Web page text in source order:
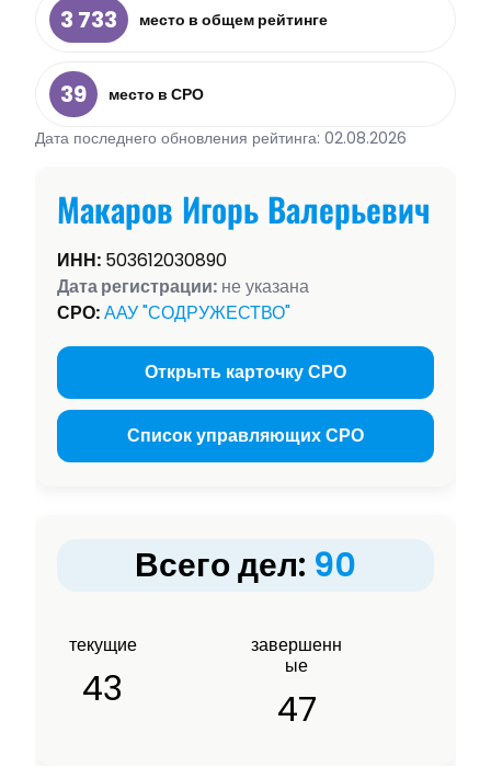
3 733 место в общем рейтинге
39
место в СРО
Дата последнего обновления рейтинга: 02.08.2026
Макаров Игорь Валерьевич
ИНН: 503612030890
Дата регистрации: не указана
СРО:ААУ "СОДРУЖЕСТВО"
Открыть карточку СРО
Список управляющих СРО
Всего дел: 90
текущие
43
завершенн
ые
47